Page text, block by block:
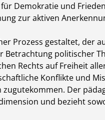
Demokratie und
zur aktiven
Prozess gestaltet, der
politischer
Rechts auf Freiheit
Konflikte und
Der
und bezieht